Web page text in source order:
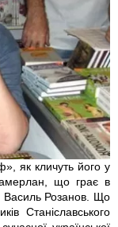
як кличуть його у
що грає в
Василь Розанов. Що
Станіславського